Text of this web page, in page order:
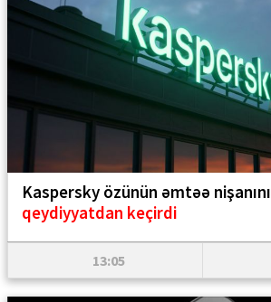
Kaspersky özünün əmtəə nişanını
qeydiyyatdan keçirdi
13:05